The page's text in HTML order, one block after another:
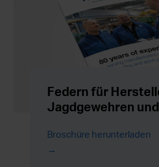
Federn für
Jagdgewehren
Broschüre herunterladen